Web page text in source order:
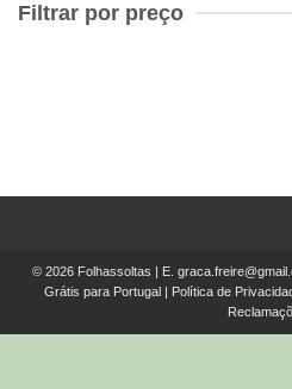
Filtrar por preço
© 2026 Folhassoltas | E.
Grátis para Portugal
Política de